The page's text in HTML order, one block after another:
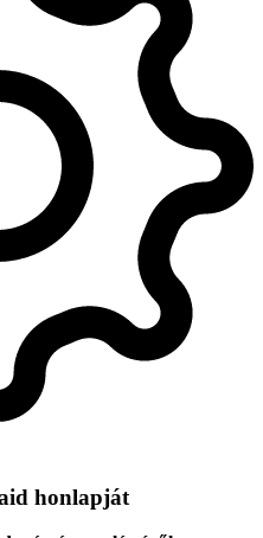
honlapját